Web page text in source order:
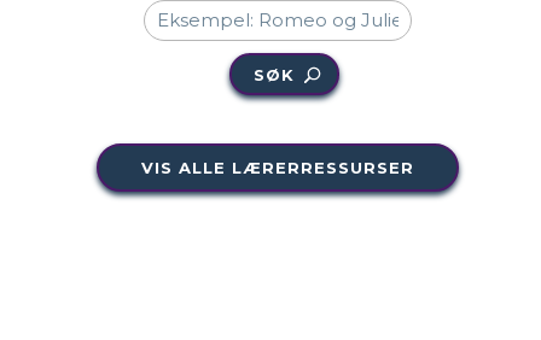
SØK
VIS ALLE LÆRERRESSURSER